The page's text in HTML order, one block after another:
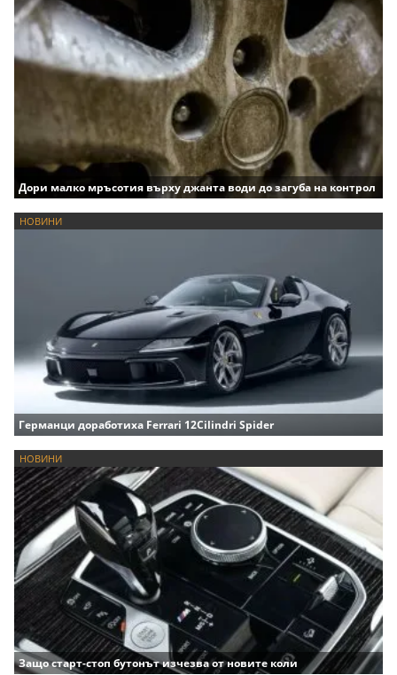
Дори малко мръсотия върху джанта води до загуба на контрол
НОВИНИ
Германци доработиха Ferrari 12Cilindri Spider
НОВИНИ
Защо старт-стоп бутонът изчезва от новите коли